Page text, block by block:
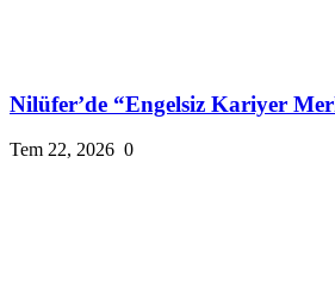
Nilüfer’de “Engelsiz Kariyer
Tem 22, 2026 0